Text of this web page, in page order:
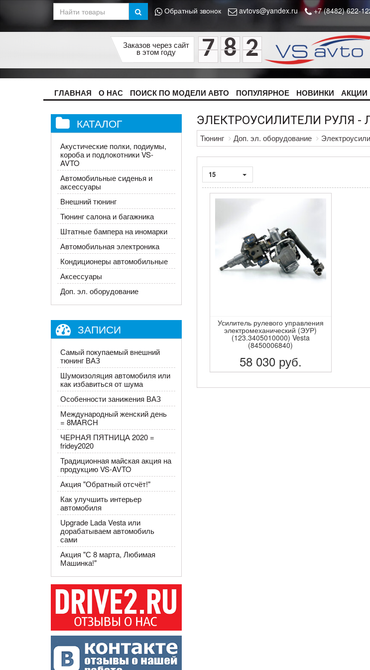
Обратный звонок avtovs@yandex.ru +7 (8482) 622-
Заказов через сайт
в этом году 7 8 2
ГЛАВНАЯ О НАС ПОИСК ПО МОДЕЛИ АВТО ПОПУЛЯРНОЕ НОВИНКИ АКЦИИ
КАТАЛОГ
Акустические полки, подиумы,
короба и подлокотники VS-
AVTO
Автомобильные сиденья и
аксессуары
Внешний тюнинг
Тюнинг салона и багажника
Штатные бампера на иномарки
Автомобильная электроника
Кондиционеры автомобильные
Аксессуары
Доп. эл. оборудование
ЗАПИСИ
Самый покупаемый внешний
тюнинг ВАЗ
Шумоизоляция автомобиля или
как избавиться от шума
Особенности занижения ВАЗ
Международный женский день
= 8MARCH
ЧЕРНАЯ ПЯТНИЦА 2020 =
fridey2020​
Традиционная майская акция на
продукцию VS-AVTO
Акция "Обратный отсчёт!"
Как улучшить интерьер
автомобиля
Upgrade Lada Vesta или
дорабатываем автомобиль
сами
Акция ​"С 8 марта, Любимая
Машинка!"
ЭЛЕКТРОУСИЛИТЕЛИ РУЛЯ -
Тюнинг Доп. эл. оборудование
15
Усилитель рулевого управления
электромеханический (ЭУР)
(123.3405010000) Vesta
(8450006840)
58 030 руб.
ПОДРОБНЕЕ